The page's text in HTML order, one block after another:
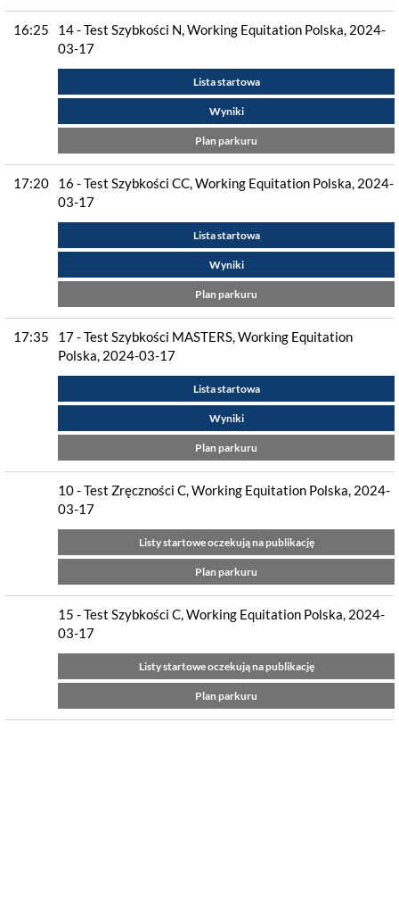
16:25
14 - Test Szybkości N, Working Equitation Polska, 2024-
03-17
Lista startowa
Wyniki
Plan parkuru
17:20
16 - Test Szybkości CC, Working Equitation Polska, 2024-
03-17
Lista startowa
Wyniki
Plan parkuru
17:35
17 - Test Szybkości MASTERS, Working Equitation
Polska, 2024-03-17
Lista startowa
Wyniki
Plan parkuru
10 - Test Zręczności C, Working Equitation Polska, 2024-
03-17
Listy startowe oczekują na publikację
Plan parkuru
15 - Test Szybkości C, Working Equitation Polska, 2024-
03-17
Listy startowe oczekują na publikację
Plan parkuru